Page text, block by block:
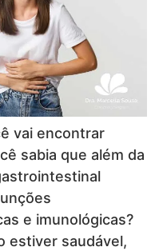
vai encontrar
sabia que além da
e imunológicas?
estiver saudável,